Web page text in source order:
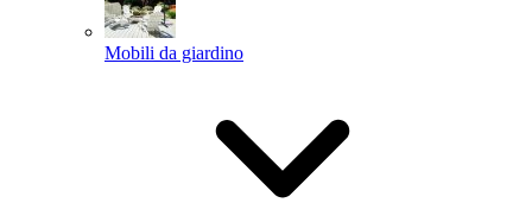
Mobili da giardino